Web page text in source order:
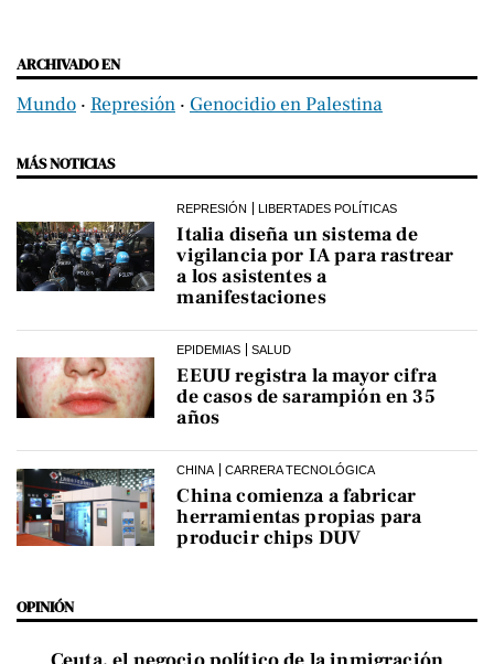
ARCHIVADO EN
Mundo ‧ Represión ‧ Genocidio en Palestina
MÁS NOTICIAS
REPRESIÓN LIBERTADES POLÍTICAS
Italia diseña un sistema de
vigilancia por IA para rastrear
a los asistentes a
manifestaciones
EPIDEMIAS SALUD
EEUU registra la mayor cifra
de casos de sarampión en 35
años
CHINA CARRERA TECNOLÓGICA
China comienza a fabricar
herramientas propias para
producir chips DUV
OPINIÓN